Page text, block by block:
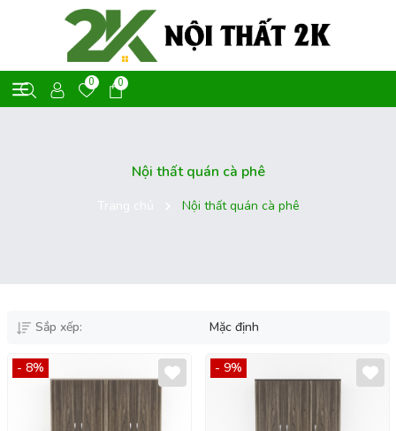
0 0
Nội thất quán cà phê
Nội thất quán cà phê
Sắp xếp: Mặc định
- 8% - 9%